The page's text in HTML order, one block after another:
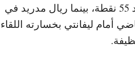
تجدر الإشارة إلى أن برشلونة يتصدر الدوري الاسباني برصيد 55 نقطة، بينما ريال مدريد في
الماضي أمام ليفانتي بخسارته اللقاء